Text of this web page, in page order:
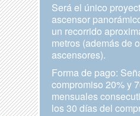
Será el único
ascensor
un recorrido
metros (además de
ascensores).
Forma de pago:
compromiso 20% y
mensuales
los 30 días del